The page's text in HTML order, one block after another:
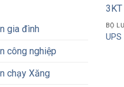
gia đình
công nghiệp
chạy Xăng
BỘ